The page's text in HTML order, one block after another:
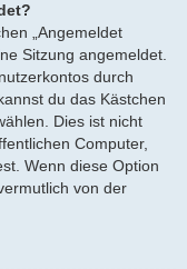
„Angemeldet
Sitzung angemeldet.
durch
du das Kästchen
Dies ist nicht
Computer,
Wenn diese Option
von der